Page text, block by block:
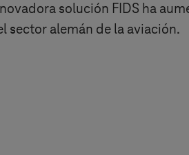
solución FIDS ha
sector alemán de la aviación.